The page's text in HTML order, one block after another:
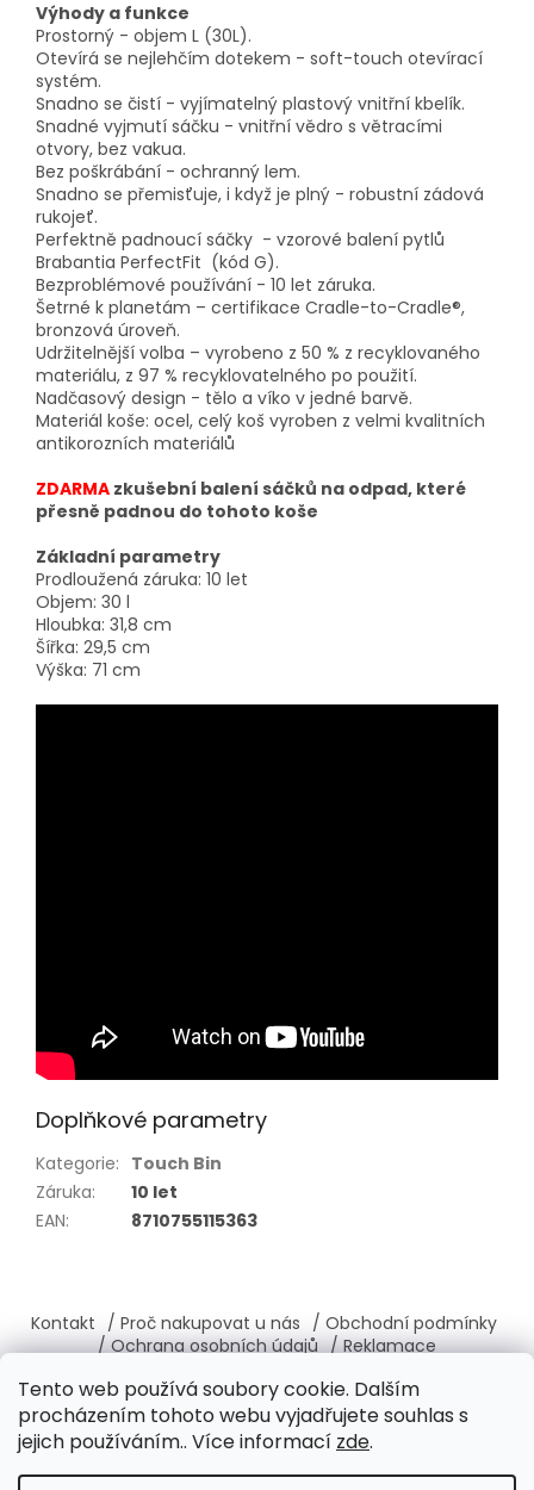
Tento web používá soubory cookie. Dalším
procházením tohoto webu vyjadřujete souhlas s
jejich používáním.. Více informací zde.
Výhody a funkce
Prostorný - objem L (30L).
Otevírá se nejlehčím dotekem - soft-touch otevírací
systém.
Snadno se čistí - vyjímatelný plastový vnitřní kbelík.
Snadné vyjmutí sáčku - vnitřní vědro s větracími
otvory, bez vakua.
Bez poškrábání - ochranný lem.
Snadno se přemisťuje, i když je plný - robustní zádová
rukojeť.
Perfektně padnoucí sáčky - vzorové balení pytlů
Brabantia PerfectFit (kód G).
Bezproblémové používání - 10 let záruka.
Šetrné k planetám – certifikace Cradle-to-Cradle®,
bronzová úroveň.
Udržitelnější volba – vyrobeno z 50 % z recyklovaného
materiálu, z 97 % recyklovatelného po použití.
Nadčasový design - tělo a víko v jedné barvě.
Materiál koše: ocel, celý koš vyroben z velmi kvalitních
antikorozních materiálů
ZDARMA zkušební balení sáčků na odpad, které
přesně padnou do tohoto koše
Základní parametry
Prodloužená záruka: 10 let
Objem: 30 l
Hloubka: 31,8 cm
Šířka: 29,5 cm
Výška: 71 cm
Doplňkové parametry
Kategorie: Touch Bin
Záruka:
10 let
EAN: 8710755115363
p
a
Kontakt / Proč nakupovat u nás / Obchodní podmínky
/ Ochrana osobních údajů / Reklamace